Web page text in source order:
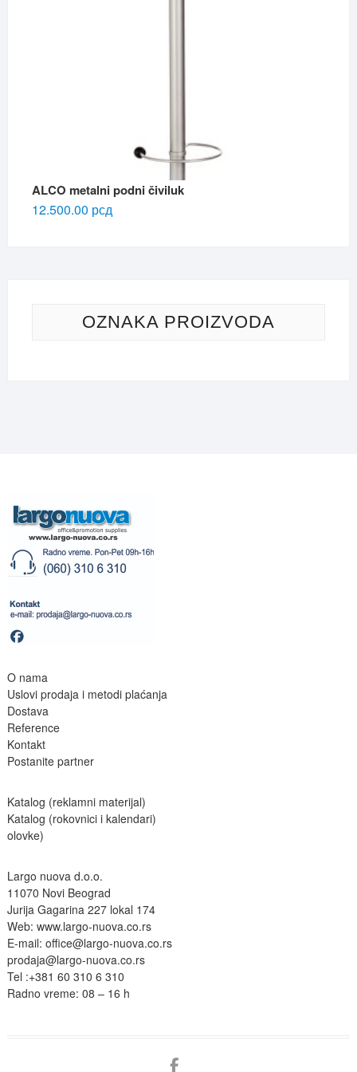
ALCO metalni podni čiviluk
12.500.00 рсд
OZNAKA PROIZVODA
O nama
Uslovi prodaja i metodi plaćanja
Dostava
Reference
Kontakt
Postanite partner
Katalog (reklamni materijal)
Katalog (rokovnici i kalendari)
olovke)
Largo nuova d.o.o.
11070 Novi Beograd
Jurija Gagarina 227 lokal 174
Web: www.largo-nuova.co.rs
E-mail: office@largo-nuova.co.rs
prodaja@largo-nuova.co.rs
Tel :+381 60 310 6 310
Radno vreme: 08 – 16 h
facebook